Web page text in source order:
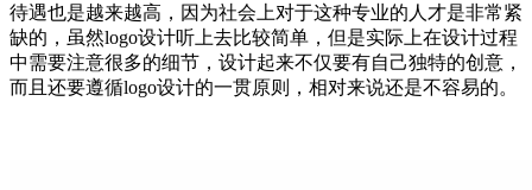
待遇也是越来越高，因为社会上对于这种专业的人才是非常紧
缺的，虽然logo设计听上去比较简单，但是实际上在设计过程
中需要注意很多的细节，设计起来不仅要有自己独特的创意，
而且还要遵循logo设计的一贯原则，相对来说还是不容易的。